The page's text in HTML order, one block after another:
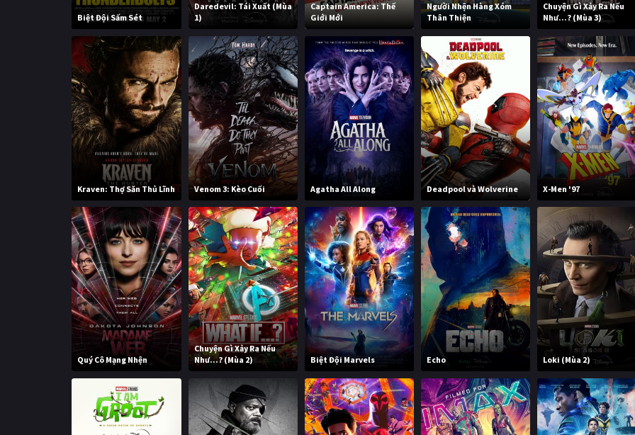
Biệt Đội Sấm Sét
Daredevil: Tái Xuất (Mùa
1)
Captain America: Thế
Giới Mới
Người Nhện Hàng Xóm
Thân Thiện
Chuyện Gì Xảy Ra Nếu
Như...? (Mùa 3)
Kraven: Thợ Săn Thủ Lĩnh Venom 3: Kèo Cuối Agatha All Along Deadpool và Wolverine X-Men '97
Quý Cô Mạng Nhện
Chuyện Gì Xảy Ra Nếu
Như...? (Mùa 2)
Biệt Đội Marvels Echo Loki (Mùa 2)